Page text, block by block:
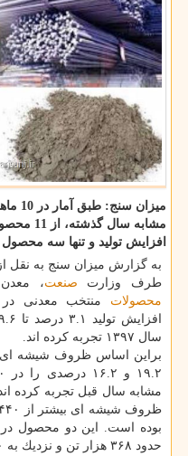
مشابه
افزایش تولید و تنها سه
به گزارش میزان سنج به نقل از
طرف وزارت صنعت،
محصولات
سال ۱۳۹۷ تجربه كرده اند.
براین اساس ظروف شیشه ای
بوده است. این دو محصول
حدود ۳۶۸ هزار تن و نزدیك به ۴۰ هزار تن تولید شده اند.